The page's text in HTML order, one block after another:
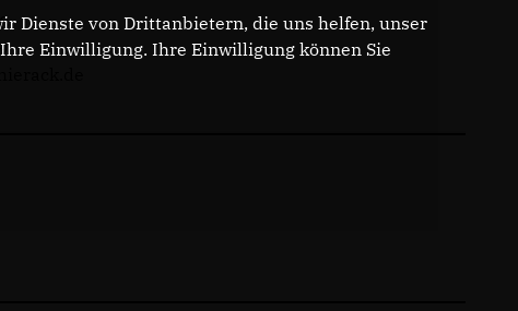
Dienste von Drittanbietern, die uns helfen, unser
Einwilligung. Ihre Einwilligung können Sie